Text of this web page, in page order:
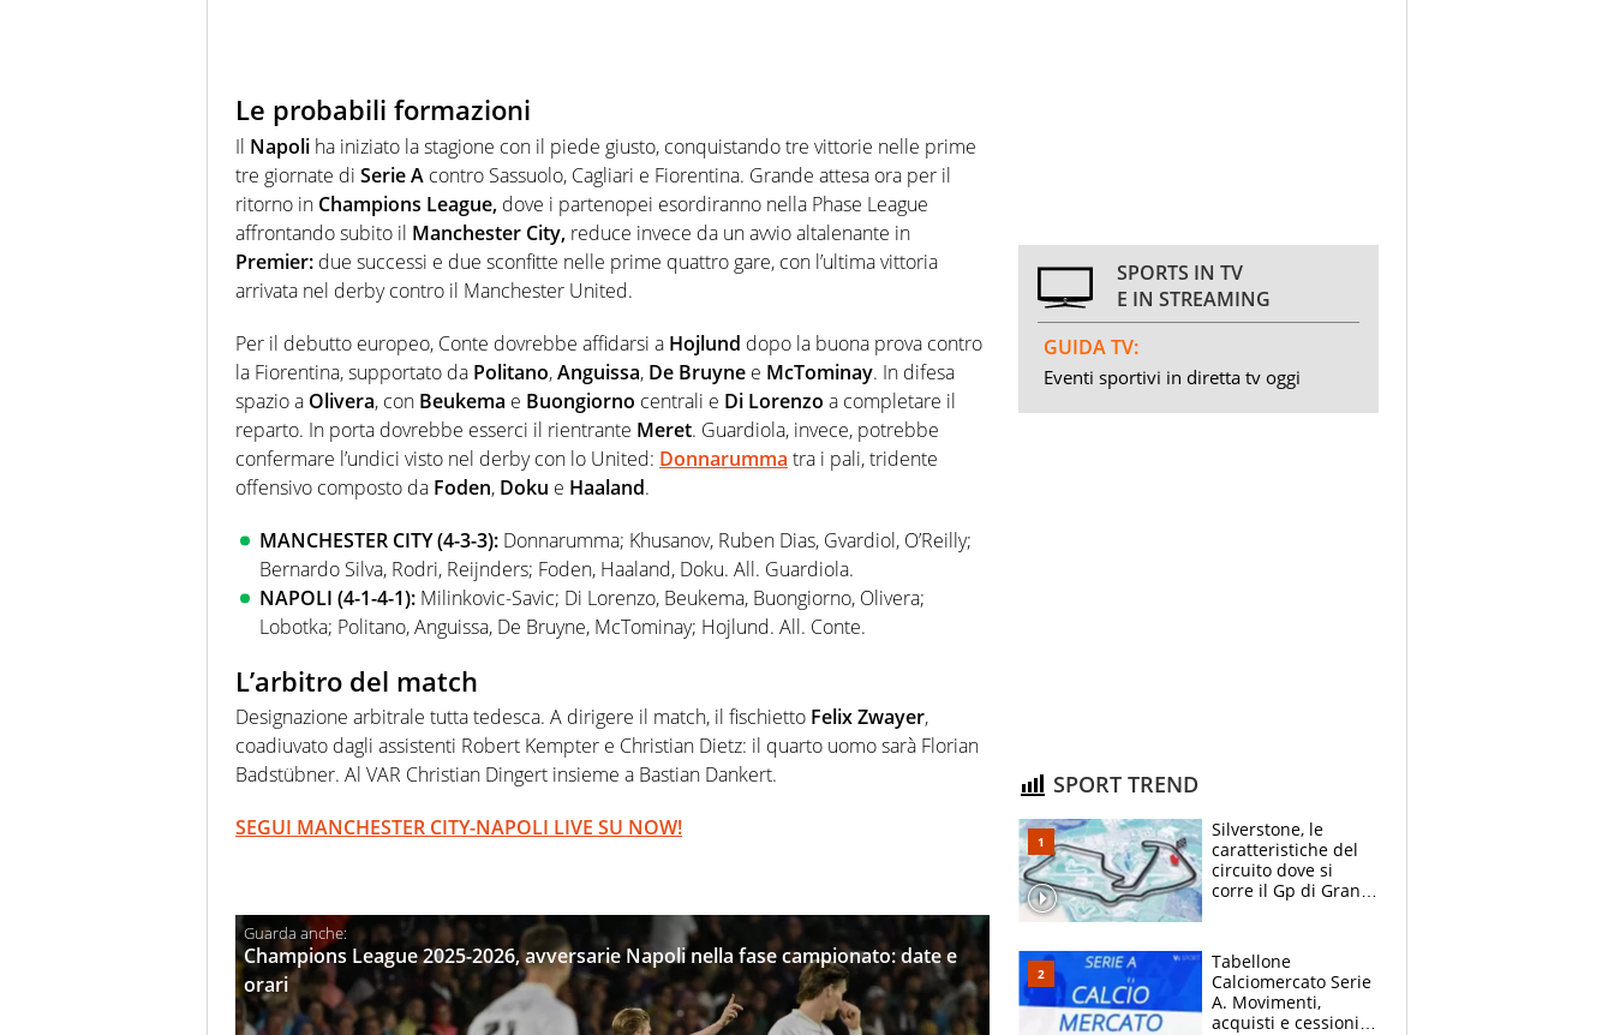
Le probabili formazioni
Il Napoli ha iniziato la stagione con il piede giusto, conquistando tre vittorie nelle prime
tre giornate di Serie A contro Sassuolo, Cagliari e Fiorentina. Grande attesa ora per il
ritorno in Champions League, dove i partenopei esordiranno nella Phase League
affrontando subito il Manchester City, reduce invece da un avvio altalenante in
Premier: due successi e due sconfitte nelle prime quattro gare, con l’ultima vittoria
arrivata nel derby contro il Manchester United.
Per il debutto europeo, Conte dovrebbe affidarsi a Hojlund dopo la buona prova contro
la Fiorentina, supportato da Politano,Anguissa, De Bruyne e McTominay. In difesa
spazio a Olivera, con Beukema e Buongiorno centrali e Di Lorenzo a completare il
reparto. In porta dovrebbe esserci il rientrante Meret. Guardiola, invece, potrebbe
confermare l’undici visto nel derby con lo United: Donnarumma tra i pali, tridente
offensivo composto da Foden, Doku e Haaland.
MANCHESTER CITY (4-3-3): Donnarumma; Khusanov, Ruben Dias, Gvardiol, O’Reilly;
Bernardo Silva, Rodri, Reijnders; Foden, Haaland, Doku. All. Guardiola.
NAPOLI (4-1-4-1): Milinkovic-Savic; Di Lorenzo, Beukema, Buongiorno, Olivera;
Lobotka; Politano, Anguissa, De Bruyne, McTominay; Hojlund. All. Conte.
L’arbitro del match
Designazione arbitrale tutta tedesca. A dirigere il match, il fischietto Felix Zwayer,
coadiuvato dagli assistenti Robert Kempter e Christian Dietz: il quarto uomo sarà Florian
Badstübner. Al VAR Christian Dingert insieme a Bastian Dankert.
SEGUI MANCHESTER CITY-NAPOLI LIVE SU NOW!
Champions League 2025-2026, avversarie Napoli nella fase campionato: date e
orari
SPORTS IN TV
E IN STREAMING
GUIDA TV:
Eventi sportivi in diretta tv oggi
SPORT TREND
Silverstone, le
caratteristiche del
circuito dove si
corre il Gp di Gran
Tabellone
Calciomercato Serie
A. Movimenti,
acquisti e cessioni: